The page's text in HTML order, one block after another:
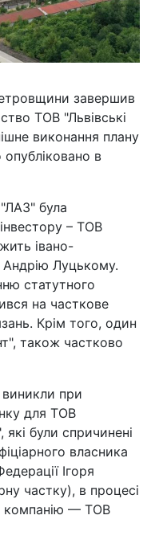
завершив
ТОВ "Львівські
виконання плану
в
була
– ТОВ
івано-
Андрію Луцькому.
статутного
на часткове
Крім того, один
також частково
при
для ТОВ
які були спричинені
власника
Ігоря
частку), в процесі
компанію — ТОВ